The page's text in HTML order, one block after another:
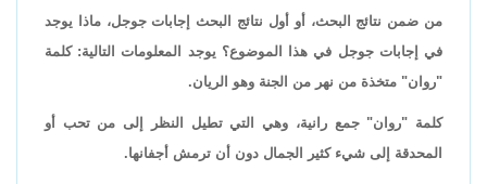
من ضمن نتائج البحث، أو أول نتائج البحث إجابات جوجل، ماذا يوجد
في إجابات جوجل في هذا الموضوع؟ يوجد المعلومات التالية: كلمة
"روان" متخذة من نهر من الجنة وهو الريان.
كلمة "روان" جمع رانية، وهي التي تطيل النظر إلى من تحب أو
المحدقة إلى شيء كثير الجمال دون أن ترمش أجفانها.